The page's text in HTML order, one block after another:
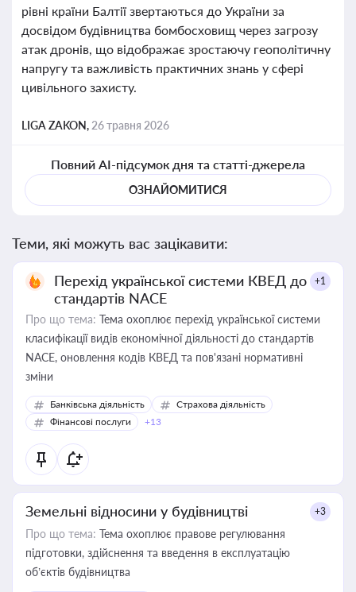
рівні країни Балтії звертаються до України за
досвідом будівництва бомбосховищ через загрозу
атак дронів, що відображає зростаючу геополітичну
напругу та важливість практичних знань у сфері
цивільного захисту.
LIGA ZAKON, 26 травня 2026
Повний AI-підсумок дня та статті-джерела
ОЗНАЙОМИТИСЯ
Теми, які можуть вас зацікавити:
Перехід української системи КВЕД до
стандартів NACE
+1
Про що тема: Тема охоплює перехід української системи
класифікації видів економічної діяльності до стандартів
NACE, оновлення кодів КВЕД та пов'язані нормативні
зміни
Банківська діяльність
Страхова діяльність
Фінансові послуги
+13
Земельні відносини у будівництві +3
Про що тема: Тема охоплює правове регулювання
підготовки, здійснення та введення в експлуатацію
об’єктів будівництва